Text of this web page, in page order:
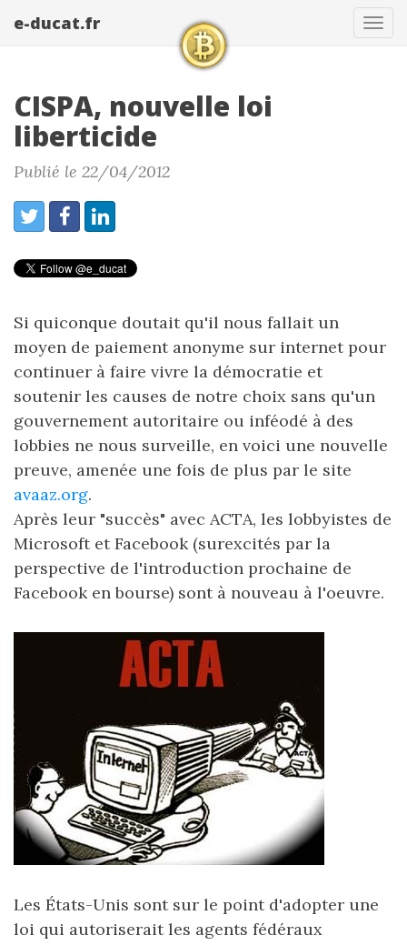
e-ducat.fr
CISPA, nouvelle loi
liberticide
Publié le 22/04/2012
Si quiconque doutait qu'il nous fallait un
moyen de paiement anonyme sur internet pour
continuer à faire vivre la démocratie et
soutenir les causes de notre choix sans qu'un
gouvernement autoritaire ou inféodé à des
lobbies ne nous surveille, en voici une nouvelle
preuve, amenée une fois de plus par le site
avaaz.org.
Après leur "succès" avec ACTA, les lobbyistes de
Microsoft et Facebook (surexcités par la
perspective de l'introduction prochaine de
Facebook en bourse) sont à nouveau à l'oeuvre.
Les États-Unis sont sur le point d'adopter une
loi qui autoriserait les agents fédéraux